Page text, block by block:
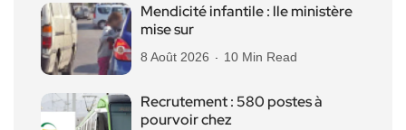
Mendicité infantile : lle ministère
mise sur
8 Août 2026 10 Min Read
Recrutement : 580 postes à
pourvoir chez